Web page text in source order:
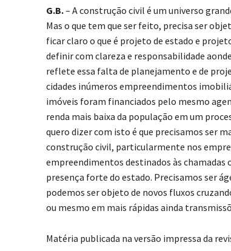
G.B.– A construção civil é um universo
Mas o que tem que ser feito, precisa ser
ficar claro o que é projeto de estado e
definir com clareza e responsabilidade
reflete essa falta de planejamento e de
cidades inúmeros empreendimentos
imóveis foram financiados pelo mesmo
renda mais baixa da população em um
quero dizer com isto é que precisamos ser
construção civil, particularmente nos
empreendimentos destinados às chamadas
presença forte do estado. Precisamos ser
podemos ser objeto de novos fluxos
ou mesmo em mais rápidas ainda
Matéria publicada na versão impressa da